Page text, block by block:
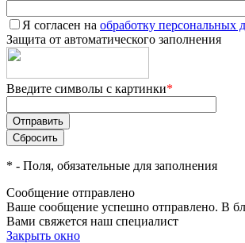
Я согласен на обработку персональных
Защита от автоматического заполнения
Введите символы с картинки*
* - Поля, обязательные для заполнения
Сообщение отправлено
Ваше сообщение успешно отправлено. В
Вами свяжется наш специалист
Закрыть окно